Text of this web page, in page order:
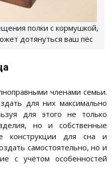
полки с кормушкой,
дотянуться ваш пёс
членами семьи.
для них максимально
для этого не только
но и собственные
конструкции для сна и
самостоятельно, но и
с учётом особенностей